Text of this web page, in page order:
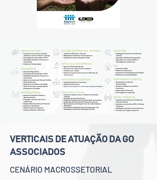
VERTICAIS DE ATUAÇÃO DA GO
ASSOCIADOS
CENÁRIO MACROSSETORIAL